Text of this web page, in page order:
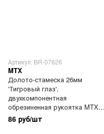
Артикул: BR-07626
MTX
Долото-стамеска 26мм
'Тигровый глаз',
двухкомпонентная
обрезиненная рукоятка MTX
245189
86 руб/шт